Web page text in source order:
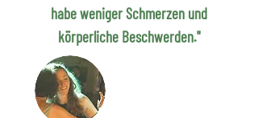
habe weniger Schmerzen und
körperliche Beschwerden."